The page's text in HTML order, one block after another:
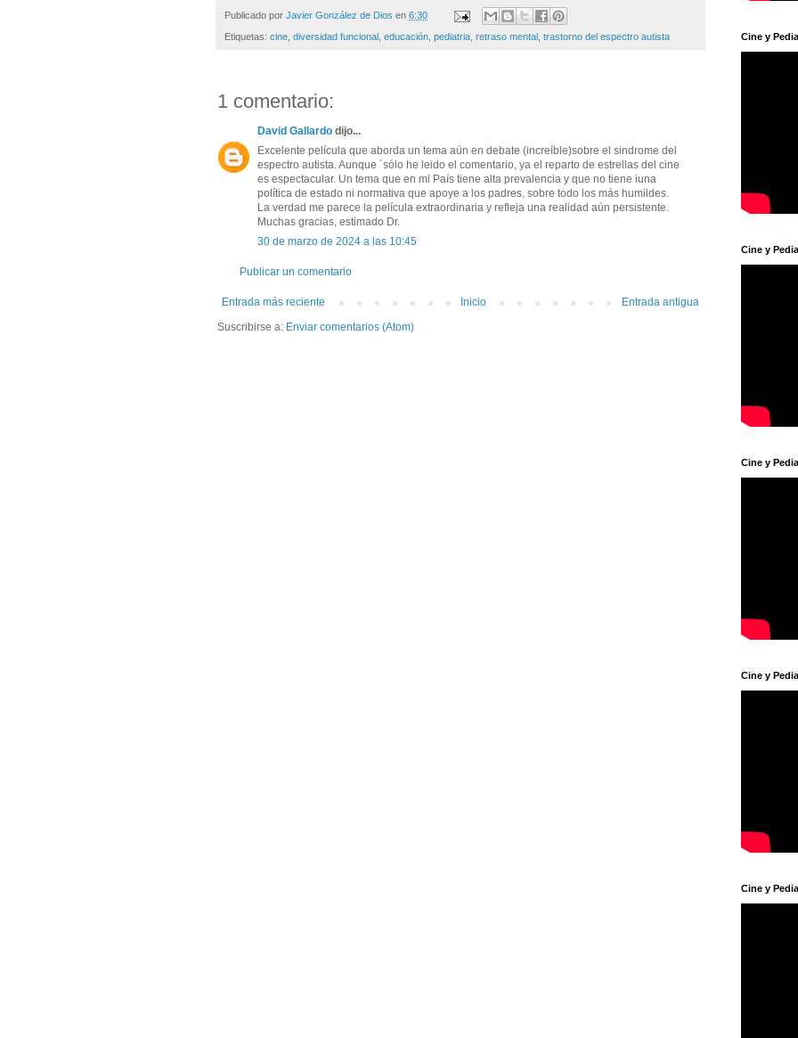
Publicado por Javier González de Dios en 6:30
Etiquetas: cine diversidad funcional educación pediatria retraso mental trastorno del espectro autista
1 comentario:
David Gallardo dijo...
Excelente película que aborda un tema aún en debate (increíble)sobre el sindrome del
espectro autista. Aunque ´sólo he leido el comentario, ya el reparto de estrellas del cine
es espectacular. Un tema que en mi País tiene alta prevalencia y que no tiene iuna
política de estado ni normativa que apoye a los padres, sobre todo los más humildes.
La verdad me parece la película extraordinaria y refleja una realidad aún persistente.
Muchas gracias, estimado Dr.
30 de marzo de 2024 a las 10:45
Publicar un comentario
Entrada más reciente Entrada antigua
Inicio
Suscribirse a: Enviar comentarios (Atom)
Cine y
Cine y
Cine y
Cine y
Cine y